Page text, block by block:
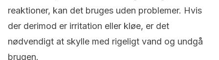
reaktioner, kan det bruges uden problemer. Hvis
der derimod er irritation eller kløe, er det
nødvendigt at skylle med rigeligt vand og undgå
brugen.